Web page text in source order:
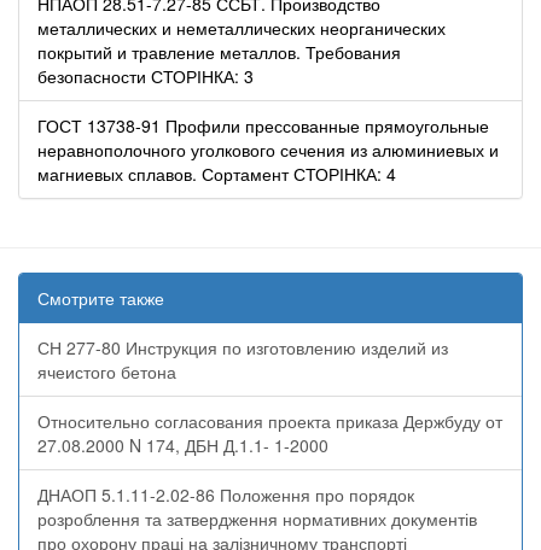
металлических и неметаллических неорганических
покрытий и травление металлов. Требования
безопасности СТОРІНКА: 3
ГОСТ 13738-91 Профили прессованные прямоугольные
неравнополочного уголкового сечения из алюминиевых и
магниевых сплавов. Сортамент СТОРІНКА: 4
Смотрите также
СН 277-80 Инструкция по изготовлению изделий из
ячеистого бетона
Относительно согласования проекта приказа Держбуду от
27.08.2000 N 174, ДБН Д.1.1- 1-2000
ДНАОП 5.1.11-2.02-86 Положення про порядок
розроблення та затвердження нормативних документів
про охорону праці на залізничному транспорті